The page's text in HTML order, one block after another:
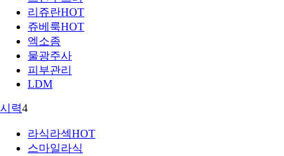
리쥬란HOT
쥬베룩HOT
엑소좀
물광주사
피부관리
LDM
시력4
라식라섹HOT
스마일라식